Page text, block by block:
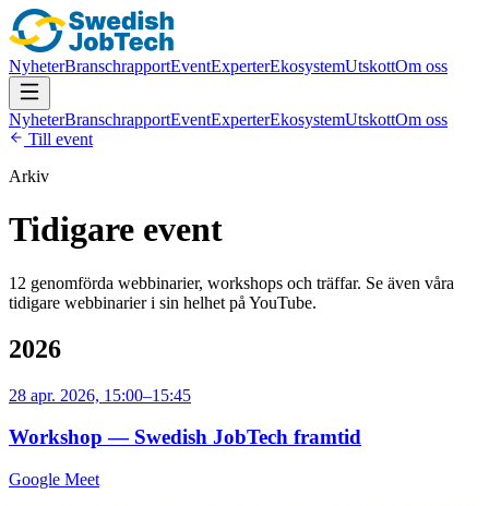
NyheterBranschrapportEventExperterEkosystemUtskottOm oss
NyheterBranschrapportEventExperterEkosystemUtskottOm oss
Till event
Arkiv
Tidigare event
12 genomförda webbinarier, workshops och träffar. Se även våra
tidigare webbinarier i sin helhet på YouTube.
2026
28 apr. 2026, 15:00–15:45
Workshop — Swedish JobTech framtid
Google Meet